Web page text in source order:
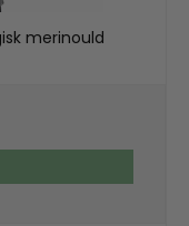
merinould